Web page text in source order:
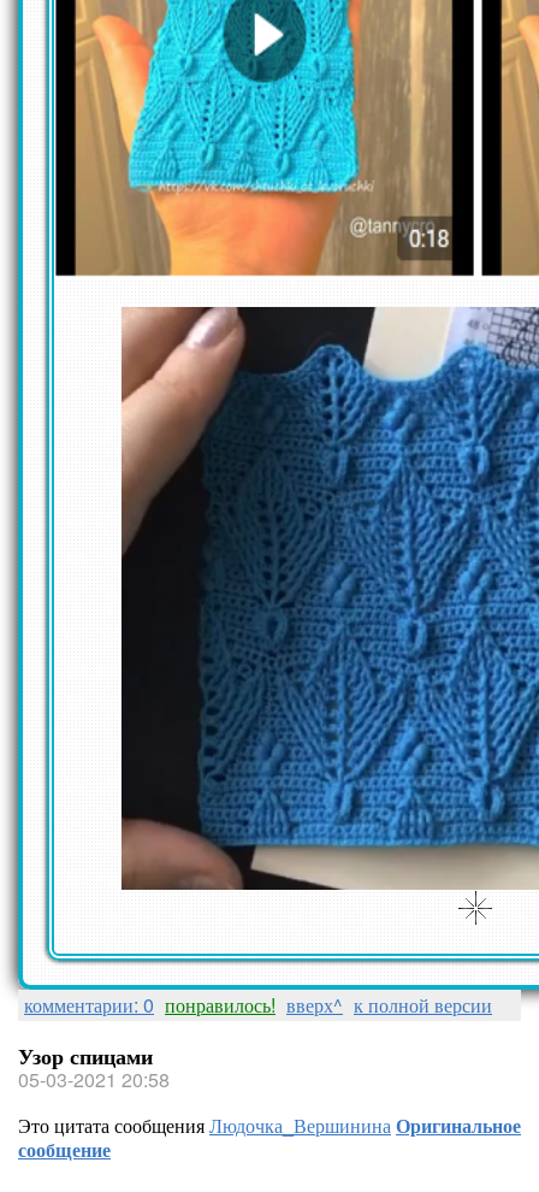
комментарии: 0 понравилось! вверх^ к полной версии
Узор спицами
05-03-2021 20:58
Это цитата сообщенияЛюдочка_Вершинина Оригинальное
сообщение